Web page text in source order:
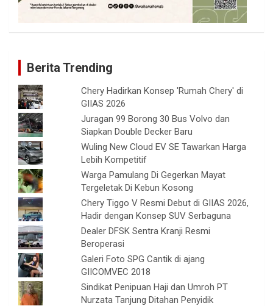
Berita Trending
Chery Hadirkan Konsep 'Rumah Chery' di
GIIAS 2026
Juragan 99 Borong 30 Bus Volvo dan
Siapkan Double Decker Baru
Wuling New Cloud EV SE Tawarkan Harga
Lebih Kompetitif
Warga Pamulang Di Gegerkan Mayat
Tergeletak Di Kebun Kosong
Chery Tiggo V Resmi Debut di GIIAS 2026,
Hadir dengan Konsep SUV Serbaguna
Dealer DFSK Sentra Kranji Resmi
Beroperasi
Galeri Foto SPG Cantik di ajang
GIICOMVEC 2018
Sindikat Penipuan Haji dan Umroh PT
Nurzata Tanjung Ditahan Penyidik